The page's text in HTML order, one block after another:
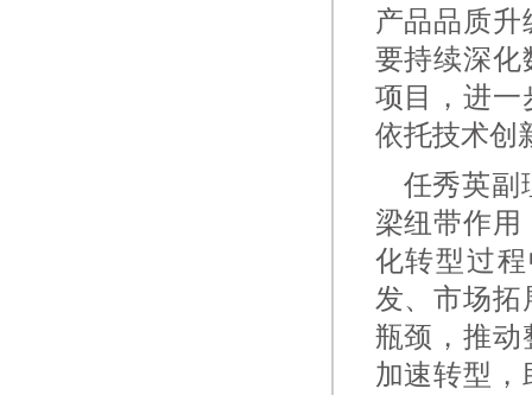
产品品质
要持续深化
项目，进一
依托技术创
任秀英副
梁纽带作
化转型过
发、市场
瓶颈，推动
加速转型